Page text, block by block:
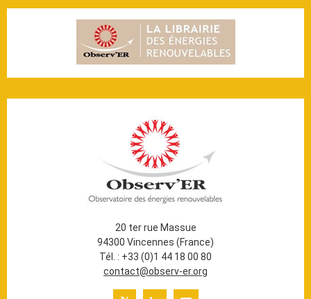
20 ter rue Massue
94300 Vincennes (France)
Tél. : +33 (0)1 44 18 00 80
contact@observ-er.org